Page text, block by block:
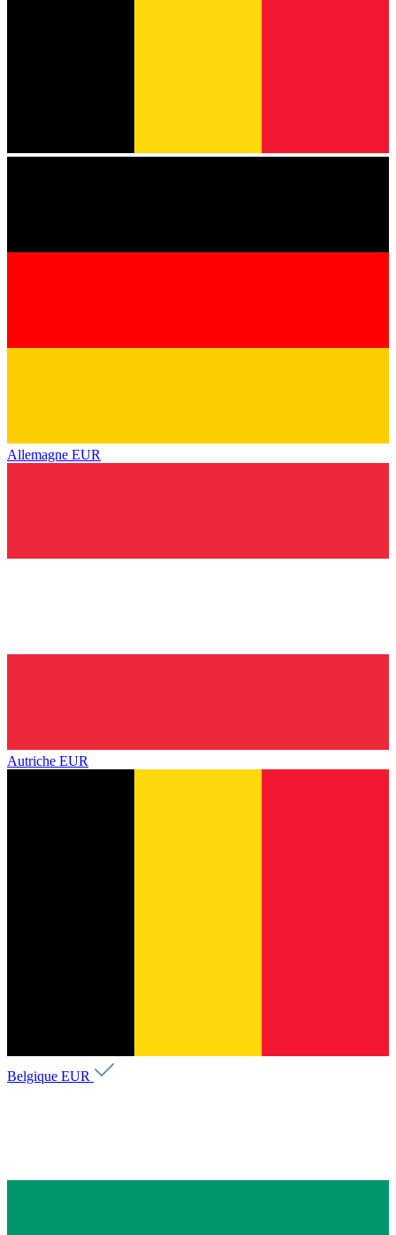
Allemagne EUR
Autriche EUR
Belgique EUR